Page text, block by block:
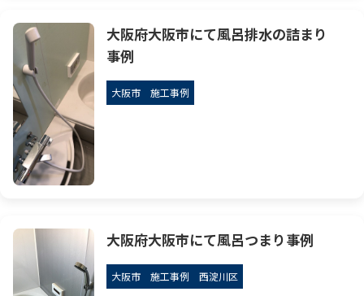
大阪府大阪市にて風呂排水の詰まり
事例
大阪市 施工事例
大阪府大阪市にて風呂つまり事例
大阪市 施工事例 西淀川区